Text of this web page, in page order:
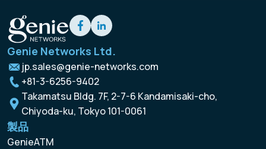
Genie Networks Ltd.
jp.sales@genie-networks.com
+81-3-6256-9402
Takamatsu Bldg. 7F, 2-7-6 Kandamisaki-cho,
Chiyoda-ku, Tokyo 101-0061
製品
GenieATM